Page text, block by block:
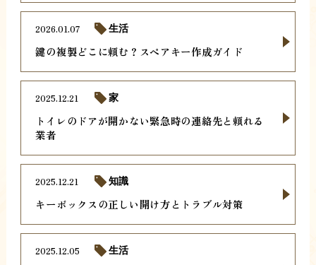
鍵の複製どこに頼む？スペアキー作成ガイド
2026.01.07 生活
トイレのドアが開かない緊急時の連絡先と頼れる
業者
2025.12.21 家
キーボックスの正しい開け方とトラブル対策
2025.12.21 知識
2025.12.05 生活